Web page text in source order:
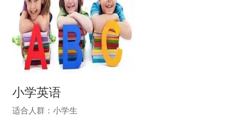
小学英语
适合人群：小学生